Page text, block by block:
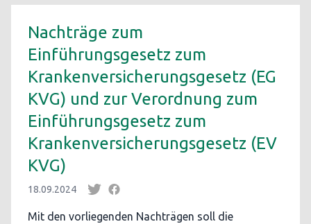
Nachträge zum
Einführungsgesetz zum
Krankenversicherungsgesetz (EG
KVG) und zur Verordnung zum
Einführungsgesetz zum
Krankenversicherungsgesetz (EV
KVG)
18.09.2024
Mit den vorliegenden Nachträgen soll die